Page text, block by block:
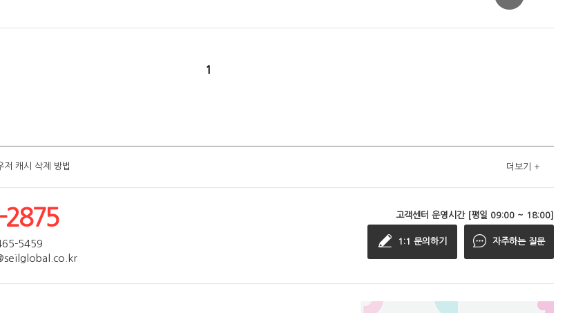
1
저 캐시 삭제 방법
저 캐시 삭제 방법
더보기 +
2875
5459
고객센터 운영시간 [평일 09:00 ~ 18:00]
1:1 문의하기 자주하는 질문